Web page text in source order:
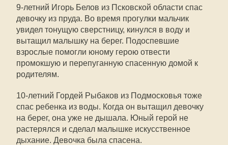
9-летний Игорь Белов из Псковской области спас
девочку из пруда. Во время прогулки мальчик
увидел тонущую сверстницу, кинулся в воду и
вытащил малышку на берег. Подоспевшие
взрослые помогли юному герою отвести
промокшую и перепуганную спасенную домой к
родителям.
10-летний Гордей Рыбаков из Подмосковья тоже
спас ребенка из воды. Когда он вытащил девочку
на берег, она уже не дышала. Юный герой не
растерялся и сделал малышке искусственное
дыхание. Девочка была спасена.